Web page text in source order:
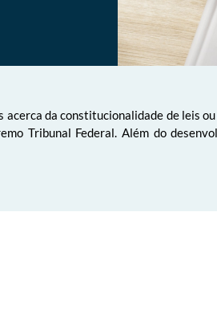
da constitucionalidade de leis
Tribunal Federal. Além do